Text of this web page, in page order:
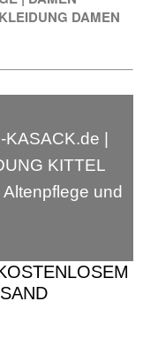
DAMEN
|
KITTEL
und